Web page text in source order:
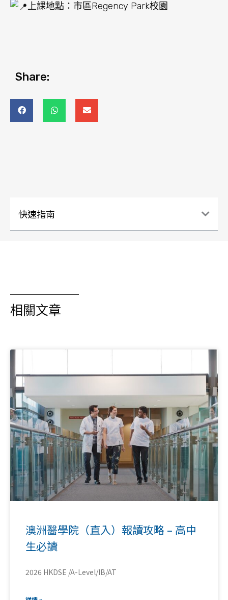
上課地點：市區Regency Park校園
Share:
快速指南
相關文章
澳洲醫學院（直入）報讀攻略 – 高中
生必讀
2026 HKDSE /A-Level/IB/AT